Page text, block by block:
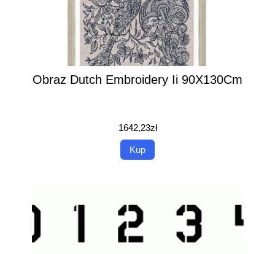
Obraz Dutch Embroidery Ii 90X130Cm
1642,23zł
Kup